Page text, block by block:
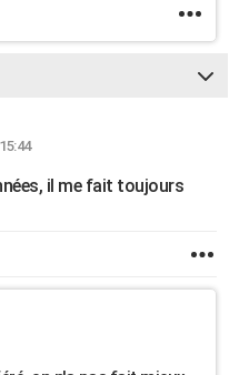
il me fait toujours